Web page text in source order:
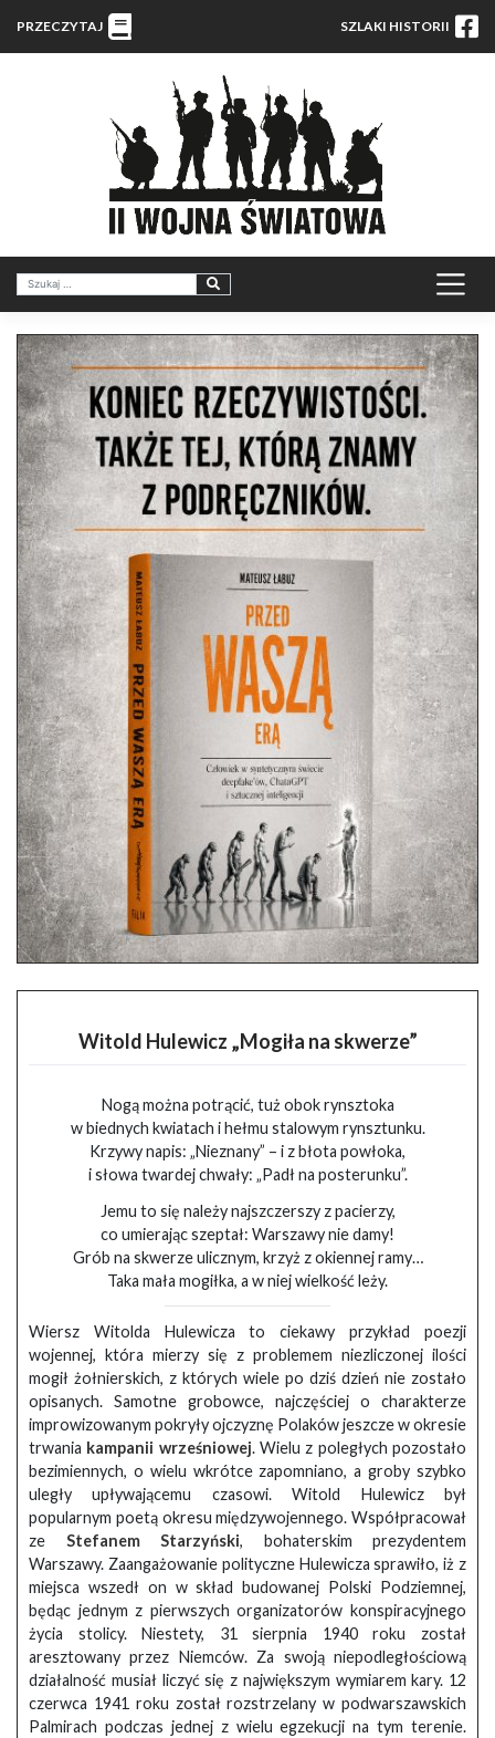
PRZECZYTAJ SZLAKI HISTORII
Witold Hulewicz „Mogiła na skwerze”
Nogą można potrącić, tuż obok rynsztoka
w biednych kwiatach i hełmu stalowym rynsztunku.
Krzywy napis: „Nieznany” – i z błota powłoka,
i słowa twardej chwały: „Padł na posterunku”.
Jemu to się należy najszczerszy z pacierzy,
co umierając szeptał: Warszawy nie damy!
Grób na skwerze ulicznym, krzyż z okiennej ramy…
Taka mała mogiłka, a w niej wielkość leży.
Wiersz Witolda Hulewicza to ciekawy przykład poezji
wojennej, która mierzy się z problemem niezliczonej ilości
mogił żołnierskich, z których wiele po dziś dzień nie zostało
opisanych. Samotne grobowce, najczęściej o charakterze
improwizowanym pokryły ojczyznę Polaków jeszcze w okresie
trwania kampanii wrześniowej. Wielu z poległych pozostało
bezimiennych, o wielu wkrótce zapomniano, a groby szybko
uległy upływającemu czasowi. Witold Hulewicz był
popularnym poetą okresu międzywojennego. Współpracował
ze Stefanem Starzyński, bohaterskim prezydentem
Warszawy. Zaangażowanie polityczne Hulewicza sprawiło, iż z
miejsca wszedł on w skład budowanej Polski Podziemnej,
będąc jednym z pierwszych organizatorów konspiracyjnego
życia stolicy. Niestety, 31 sierpnia 1940 roku został
aresztowany przez Niemców. Za swoją niepodległościową
działalność musiał liczyć się z największym wymiarem kary. 12
czerwca 1941 roku został rozstrzelany w podwarszawskich
Palmirach podczas jednej z wielu egzekucji na tym terenie.